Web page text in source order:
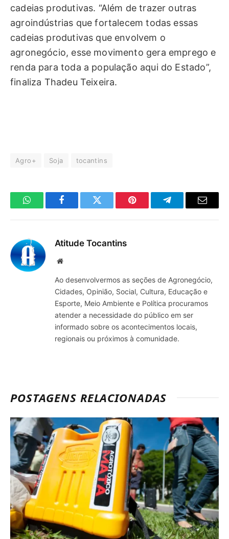
cadeias produtivas. “Além de trazer outras
agroindústrias que fortalecem todas essas
cadeias produtivas que envolvem o
agronegócio, esse movimento gera emprego e
renda para toda a população aqui do Estado”,
finaliza Thadeu Teixeira.
Agro+ Soja tocantins
WhatsAppFacebookTwitter Pinterest TelegramaE-
Atitude Tocantins
Site
Ao desenvolvermos as seções de Agronegócio,
Cidades, Opinião, Social, Cultura, Educação e
Esporte, Meio Ambiente e Política procuramos
atender a necessidade do público em ser
informado sobre os acontecimentos locais,
regionais ou próximos à comunidade.
POSTAGENS RELACIONADAS